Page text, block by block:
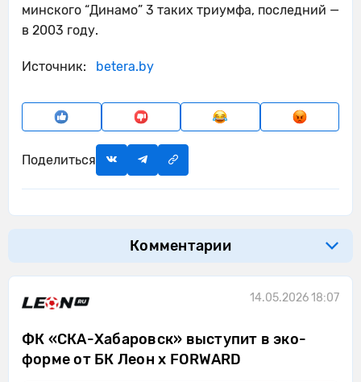
минского “Динамо” 3 таких триумфа, последний —
в 2003 году.
Источник: betera.by
Поделиться
Комментарии
14.05.2026 18:07
ФК «СКА-Хабаровск» выступит в эко-
форме от БК Леон х FORWARD